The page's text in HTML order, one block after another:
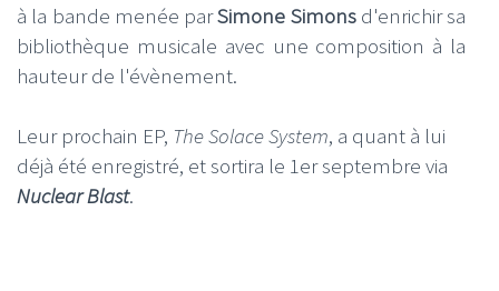
à la bande menée parSimone Simonsd'enrichir sa
bibliothèque musicale avec une composition à la
hauteur de l'évènement.
Leur prochain EP, The Solace System, a quant à lui
déjà été enregistré, et sortira le 1er septembre via
Nuclear Blast.